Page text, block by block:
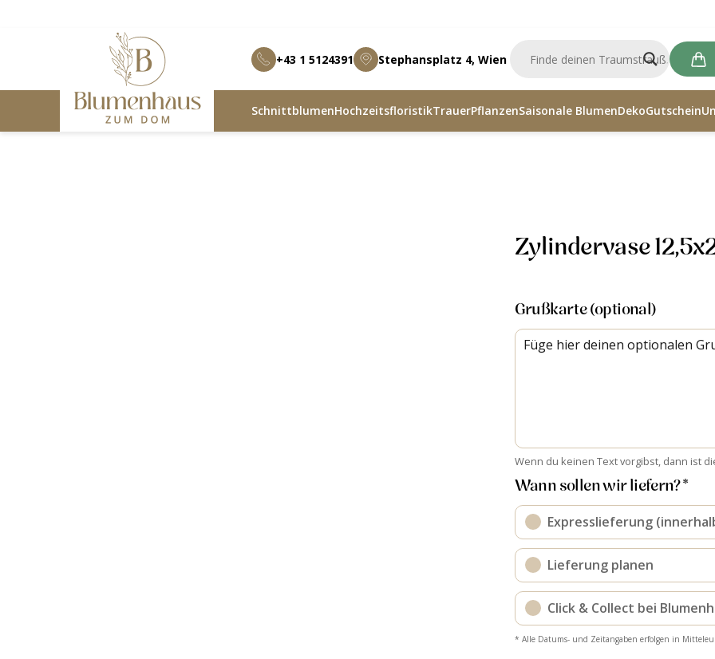
+43 1 5124391 Stephansplatz 4, Wien
SchnittblumenHochzeitsfloristikTrauerPflanzenSaisonale BlumenDekoGutschein
Blumenhaus zum Dom
Zylindervase
Grußkarte (optional)
Wenn du keinen Text vorgibst, dann ist
Wann sollen wir liefern? *
Expresslieferung
Lieferung planen
Click & Collect bei
* Alle Datums- und Zeitangaben erfolgen in